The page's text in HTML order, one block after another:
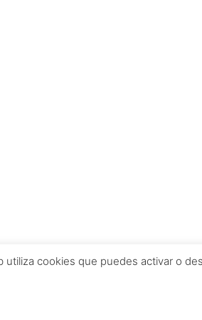
utiliza cookies que puedes activar o